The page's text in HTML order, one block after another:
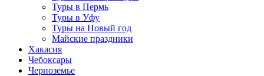
Туры в Пермь
Туры в Уфу
Туры на Новый год
Майские праздники
Хакасия
Чебоксары
Черноземье